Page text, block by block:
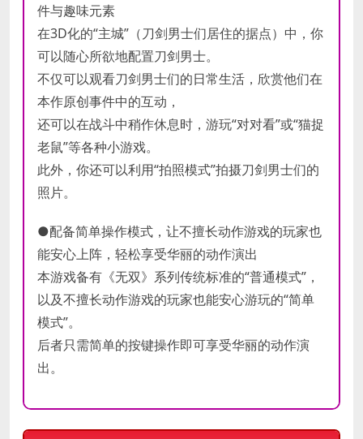
件与趣味元素
在3D化的“主城”（刀剑男士们居住的据点）中，你
可以随心所欲地配置刀剑男士。
不仅可以观看刀剑男士们的日常生活，欣赏他们在
本作原创事件中的互动，
还可以在战斗中稍作休息时，游玩“对对看”或“猫捉
老鼠”等各种小游戏。
此外，你还可以利用“拍照模式”拍摄刀剑男士们的
照片。
●配备简单操作模式，让不擅长动作游戏的玩家也
能安心上阵，轻松享受华丽的动作演出
本游戏备有《无双》系列传统标准的“普通模式”，
以及不擅长动作游戏的玩家也能安心游玩的“简单
模式”。
后者只需简单的按键操作即可享受华丽的动作演
出。